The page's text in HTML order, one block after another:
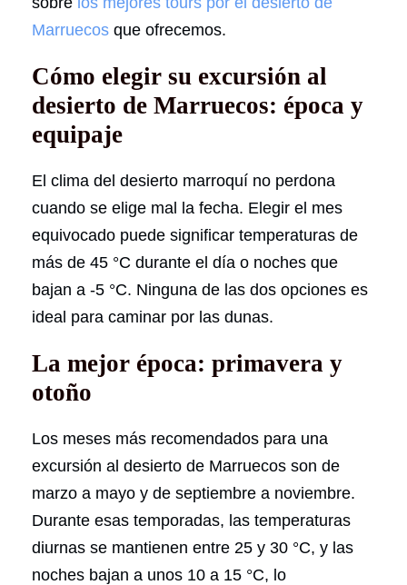
Marruecos que ofrecemos.
Cómo elegir su excursión al
desierto de Marruecos: época y
equipaje
El clima del desierto marroquí no perdona
cuando se elige mal la fecha. Elegir el mes
equivocado puede significar temperaturas de
más de 45 °C durante el día o noches que
bajan a -5 °C. Ninguna de las dos opciones es
ideal para caminar por las dunas.
La mejor época: primavera y
otoño
Los meses más recomendados para una
excursión al desierto de Marruecos son de
marzo a mayo y de septiembre a noviembre.
Durante esas temporadas, las temperaturas
diurnas se mantienen entre 25 y 30 °C, y las
noches bajan a unos 10 a 15 °C, lo